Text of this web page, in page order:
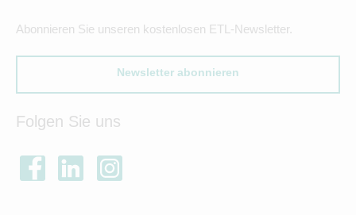
Abonnieren Sie unseren kostenlosen ETL-Newsletter.
Newsletter abonnieren
Folgen Sie uns